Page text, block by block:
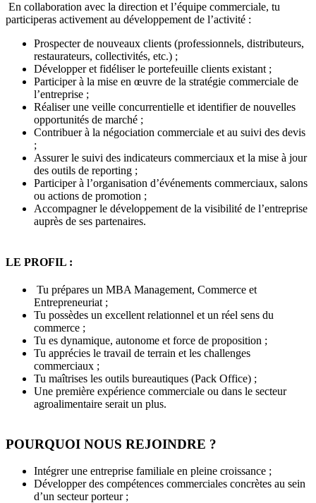
En collaboration avec la direction et l’équipe commerciale, tu
participeras activement au développement de l’activité :
Prospecter de nouveaux clients (professionnels, distributeurs,
restaurateurs, collectivités, etc.) ;
Développer et fidéliser le portefeuille clients existant ;
Participer à la mise en œuvre de la stratégie commerciale de
l’entreprise ;
Réaliser une veille concurrentielle et identifier de nouvelles
opportunités de marché ;
Contribuer à la négociation commerciale et au suivi des devis
;
Assurer le suivi des indicateurs commerciaux et la mise à jour
des outils de reporting ;
Participer à l’organisation d’événements commerciaux, salons
ou actions de promotion ;
Accompagner le développement de la visibilité de l’entreprise
auprès de ses partenaires.
LE PROFIL :
Tu prépares un MBA Management, Commerce et
Entrepreneuriat ;
Tu possèdes un excellent relationnel et un réel sens du
commerce ;
Tu es dynamique, autonome et force de proposition ;
Tu apprécies le travail de terrain et les challenges
commerciaux ;
Tu maîtrises les outils bureautiques (Pack Office) ;
Une première expérience commerciale ou dans le secteur
agroalimentaire serait un plus.
POURQUOI NOUS REJOINDRE ?
Intégrer une entreprise familiale en pleine croissance ;
Développer des compétences commerciales concrètes au sein
d’un secteur porteur ;